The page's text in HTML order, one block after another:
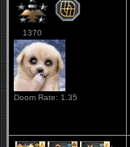
1370
Doom Rate: 1.35